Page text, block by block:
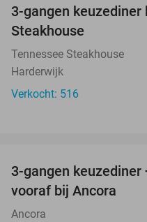
3-gangen keuzediner
Steakhouse
Tennessee Steakhouse
Harderwijk
Verkocht: 516
3-gangen
vooraf bij Ancora
Ancora